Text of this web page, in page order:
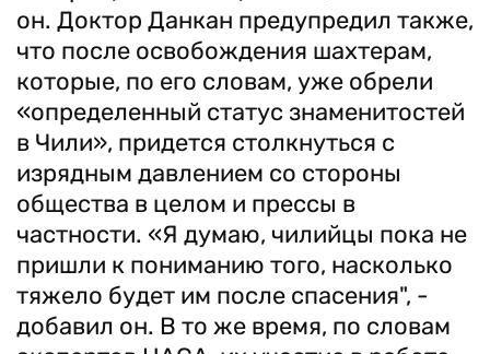
он. Доктор Данкан предупредил также,
что после освобождения шахтерам,
которые, по его словам, уже обрели
«определенный статус знаменитостей
в Чили», придется столкнуться с
изрядным давлением со стороны
общества в целом и прессы в
частности. «Я думаю, чилийцы пока не
пришли к пониманию того, насколько
тяжело будет им после спасения", -
добавил он. В то же время, по словам